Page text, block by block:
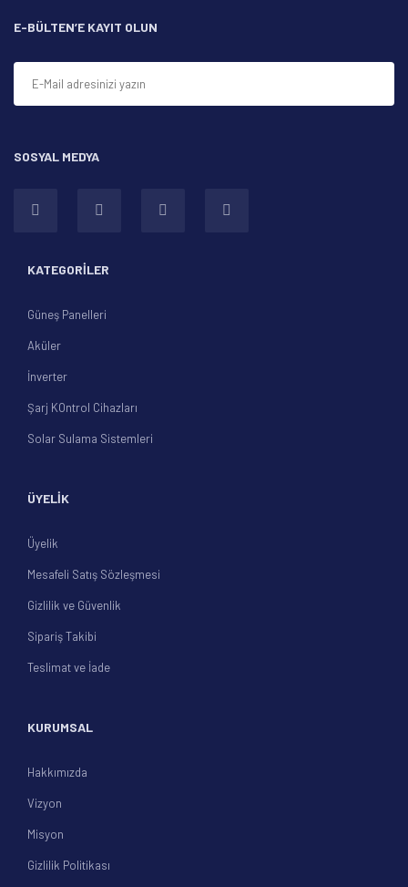
E-BÜLTEN’E KAYIT OLUN
SOSYAL MEDYA
KATEGORİLER
Güneş Panelleri
Aküler
İnverter
Şarj KOntrol Cihazları
Solar Sulama Sistemleri
ÜYELİK
Üyelik
Mesafeli Satış Sözleşmesi
Gizlilik ve Güvenlik
Sipariş Takibi
Teslimat ve İade
KURUMSAL
Hakkımızda
Vizyon
Misyon
Gizlilik Politikası